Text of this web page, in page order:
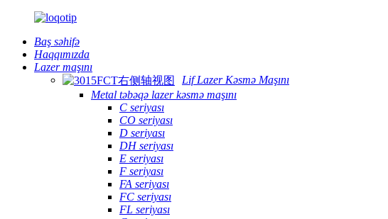
Baş səhifə
Haqqımızda
Lazer maşını
Lif Lazer Kəsmə Maşını
Metal təbəqə lazer kəsmə maşını
C seriyası
CO seriyası
D seriyası
DH seriyası
E seriyası
F seriyası
FA seriyası
FC seriyası
FL seriyası